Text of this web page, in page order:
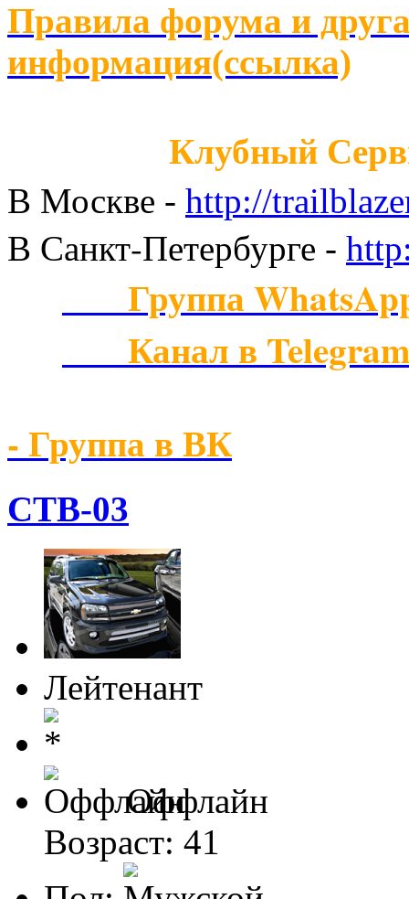
Правила форума и
информация(ссылка)
Клубный
В Москве - http://
В Санкт-Петербурге -
Группа
Канал в
- Группа в ВК
CTB-03
Лейтенант
Оффлайн
Возраст: 41